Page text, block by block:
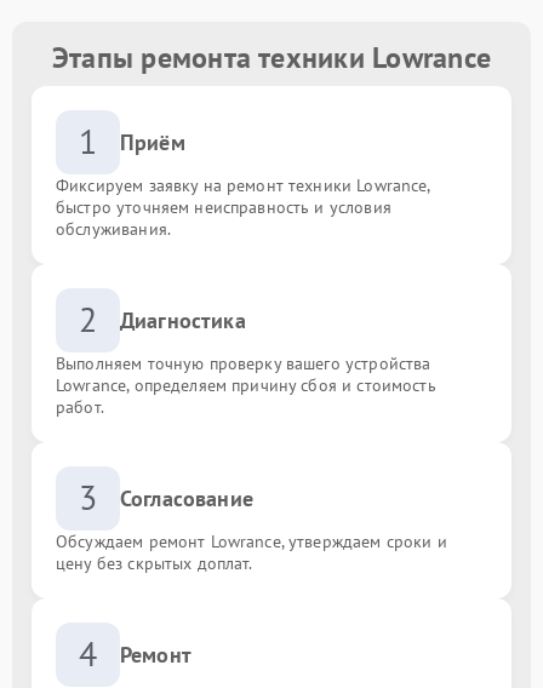
Этапы ремонта техники Lowrance
1 Приём
Фиксируем заявку на ремонт техники Lowrance,
быстро уточняем неисправность и условия
обслуживания.
2 Диагностика
Выполняем точную проверку вашего устройства
Lowrance, определяем причину сбоя и стоимость
работ.
3 Согласование
Обсуждаем ремонт Lowrance, утверждаем сроки и
цену без скрытых доплат.
4 Ремонт